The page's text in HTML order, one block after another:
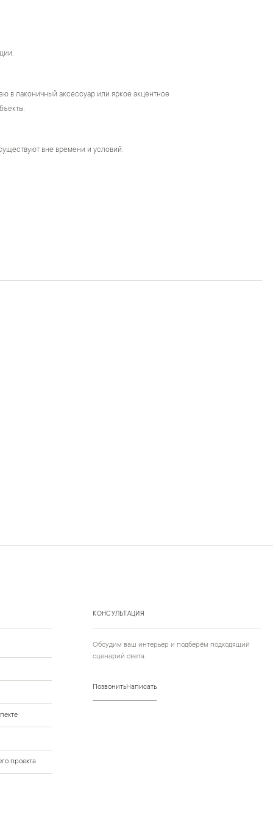
в лаконичный аксессуар или яркое акцентное
вне времени и условий.
КОНСУЛЬТАЦИЯ
Обсудим ваш интерьер и подберём подходящий
сценарий света.
ПозвонитьНаписать
проекта